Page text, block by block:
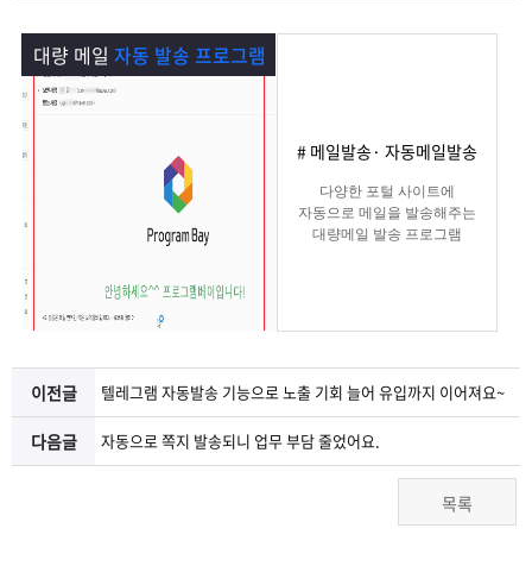
베
이
램
구
프
로
램
춤
상
문
고
객
터
마
페
지
트
대량 메일 자동 발송 프로그램
# 메일발송· 자동메일발송
다양한 포털 사이트에
자동으로 메일을 발송해주는
대량메일 발송 프로그램
이전글 텔레그램 자동발송 기능으로 노출 기회 늘어 유입까지 이어져요~
다음글 자동으로 쪽지 발송되니 업무 부담 줄었어요.
목록